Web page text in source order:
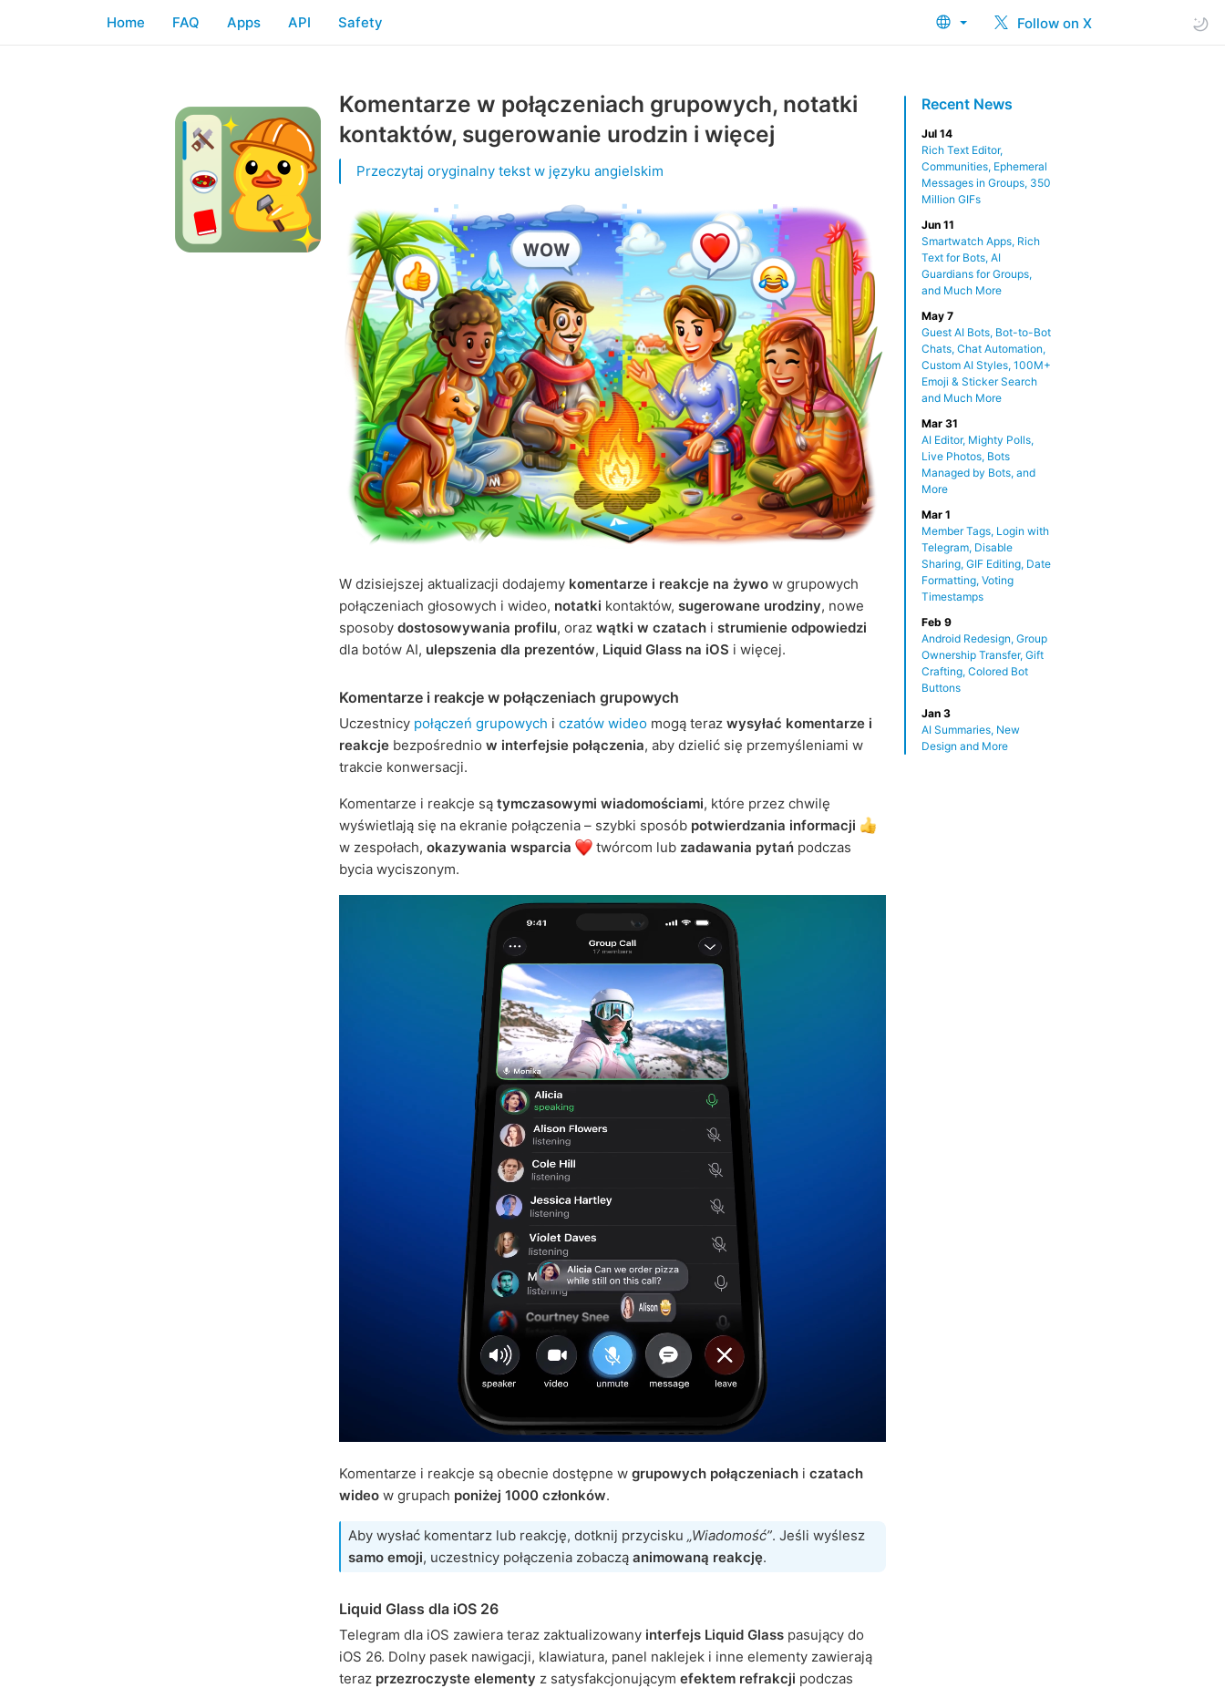
Follow on X
Home FAQ Apps API Safety
Recent News
Jul 14
Rich Text Editor,
Communities, Ephemeral
Messages in Groups, 350
Million GIFs
Jun 11
Smartwatch Apps, Rich
Text for Bots, AI
Guardians for Groups,
and Much More
May 7
Guest AI Bots, Bot-to-Bot
Chats, Chat Automation,
Custom AI Styles, 100M+
Emoji & Sticker Search
and Much More
Mar 31
AI Editor, Mighty Polls,
Live Photos, Bots
Managed by Bots, and
More
Mar 1
Member Tags, Login with
Telegram, Disable
Sharing, GIF Editing, Date
Formatting, Voting
Timestamps
Feb 9
Android Redesign, Group
Ownership Transfer, Gift
Crafting, Colored Bot
Buttons
Jan 3
AI Summaries, New
Design and More
Komentarze w połączeniach grupowych, notatki
kontaktów, sugerowanie urodzin i więcej
Przeczytaj oryginalny tekst w języku angielskim
W dzisiejszej aktualizacji dodajemy komentarze i reakcje na żywo w grupowych
połączeniach głosowych i wideo, notatki kontaktów, sugerowane urodziny, nowe
sposoby dostosowywania profilu, oraz wątki w czatach i strumienie odpowiedzi
dla botów AI, ulepszenia dla prezentów, Liquid Glass na iOS i więcej.
Komentarze i reakcje w połączeniach grupowych
Uczestnicy połączeń grupowych i czatów wideo mogą teraz wysyłać komentarze i
reakcje bezpośrednio w interfejsie połączenia, aby dzielić się przemyśleniami w
trakcie konwersacji.
Komentarze i reakcje są tymczasowymi wiadomościami, które przez chwilę
wyświetlają się na ekranie połączenia – szybki sposób potwierdzania informacji
w zespołach, okazywania wsparcia twórcom lubzadawania pytań podczas
bycia wyciszonym.
Komentarze i reakcje są obecnie dostępne w grupowych połączeniach i czatach
wideo w grupach poniżej 1000 członków.
Aby wysłać komentarz lub reakcję, dotknij przycisku „Wiadomość”. Jeśli wyślesz
samo emoji, uczestnicy połączenia zobaczą animowaną reakcję.
Liquid Glass dla iOS 26
Telegram dla iOS zawiera teraz zaktualizowany interfejs Liquid Glass pasujący do
iOS 26. Dolny pasek nawigacji, klawiatura, panel naklejek i inne elementy zawierają
teraz przezroczyste elementy z satysfakcjonującym efektem refrakcji podczas